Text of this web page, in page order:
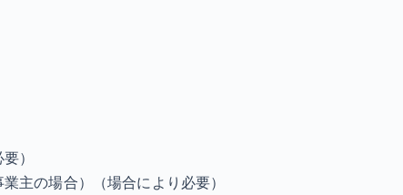
）
主の場合）
（場合により必要）